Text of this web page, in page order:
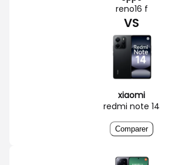
reno16 f
VS
xiaomi
redmi note 14
Comparer